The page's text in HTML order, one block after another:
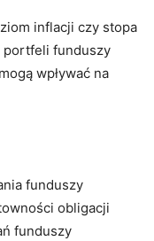
inflacji czy stopa
portfeli funduszy
wpływać na
funduszy
obligacji
funduszy